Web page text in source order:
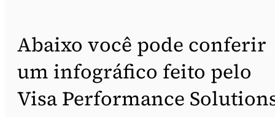
Abaixo você pode conferir
um infográfico feito pelo
Visa Performance